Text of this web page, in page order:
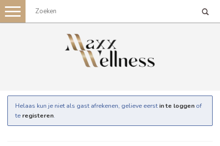
Toggle
navigation
Helaas kun je niet als gast afrekenen, gelieve eerst in te loggen of
te registeren.